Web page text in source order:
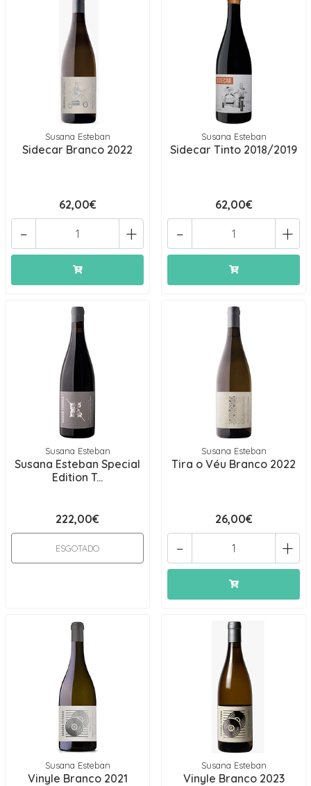
Susana Esteban
Sidecar Branco 2022
62,00€
+
-
Susana Esteban
Sidecar Tinto 2018/2019
62,00€
+
-
Susana Esteban
Susana Esteban Special
Edition T...
222,00€
ESGOTADO
Susana Esteban
Tira o Véu Branco 2022
26,00€
+
-
Susana Esteban
Vinyle Branco 2021
Susana Esteban
Vinyle Branco 2023